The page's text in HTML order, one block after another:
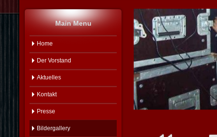
Main Menu
Home
Der Vorstand
Aktuelles
Kontakt
Presse
Bildergallery